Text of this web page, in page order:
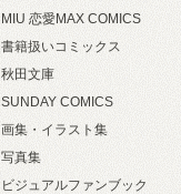
MIU 恋愛MAX COMICS
書籍扱いコミックス
秋田文庫
SUNDAY COMICS
画集・イラスト集
写真集
ビジュアルファンブック